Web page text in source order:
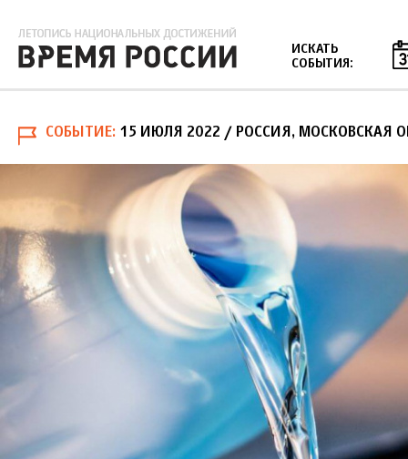
ИСКАТЬ
СОБЫТИЯ:
СОБЫТИЕ 15 ИЮЛЯ 2022 / РОССИЯ, МОСКОВСКАЯ